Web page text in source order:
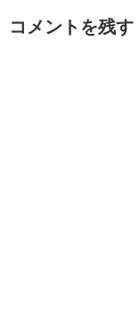
コメントを残す